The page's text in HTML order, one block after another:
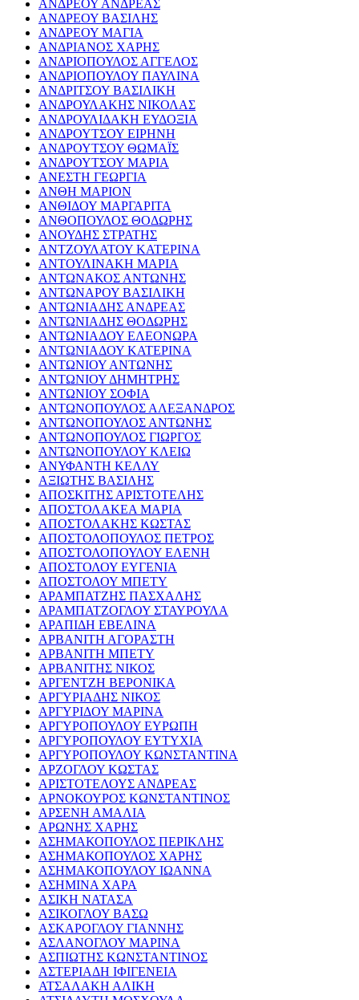
ΑΝΔΡΕΟΥ ΑΝΔΡΕΑΣ
ΑΝΔΡΕΟΥ ΒΑΣΙΛΗΣ
ΑΝΔΡΕΟΥ ΜΑΓΙΑ
ΑΝΔΡΙΑΝΟΣ ΧΑΡΗΣ
ΑΝΔΡΙΟΠΟΥΛΟΣ ΑΓΓΕΛΟΣ
ΑΝΔΡΙΟΠΟΥΛΟΥ ΠΑΥΛΙΝΑ
ΑΝΔΡΙΤΣΟΥ ΒΑΣΙΛΙΚΗ
ΑΝΔΡΟΥΛΑΚΗΣ ΝΙΚΟΛΑΣ
ΑΝΔΡΟΥΛΙΔΑΚΗ ΕΥΔΟΞΙΑ
ΑΝΔΡΟΥΤΣΟΥ ΕΙΡΗΝΗ
ΑΝΔΡΟΥΤΣΟΥ ΘΩΜΑΪΣ
ΑΝΔΡΟΥΤΣΟΥ ΜΑΡΙΑ
ΑΝΕΣΤΗ ΓΕΩΡΓΙΑ
ΑΝΘΗ ΜΑΡΙΟΝ
ΑΝΘΙΔΟΥ ΜΑΡΓΑΡΙΤΑ
ΑΝΘΟΠΟΥΛΟΣ ΘΟΔΩΡΗΣ
ΑΝΟΥΔΗΣ ΣΤΡΑΤΗΣ
ΑΝΤΖΟΥΛΑΤΟΥ ΚΑΤΕΡΙΝΑ
ΑΝΤΟΥΛΙΝΑΚΗ ΜΑΡΙΑ
ΑΝΤΩΝΑΚΟΣ ΑΝΤΩΝΗΣ
ΑΝΤΩΝΑΡΟΥ ΒΑΣΙΛΙΚΗ
ΑΝΤΩΝΙΑΔΗΣ ΑΝΔΡΕΑΣ
ΑΝΤΩΝΙΑΔΗΣ ΘΟΔΩΡΗΣ
ΑΝΤΩΝΙΑΔΟΥ ΕΛΕΟΝΩΡΑ
ΑΝΤΩΝΙΑΔΟΥ ΚΑΤΕΡΙΝΑ
ΑΝΤΩΝΙΟΥ ΑΝΤΩΝΗΣ
ΑΝΤΩΝΙΟΥ ΔΗΜΗΤΡΗΣ
ΑΝΤΩΝΙΟΥ ΣΟΦΙΑ
ΑΝΤΩΝΟΠΟΥΛΟΣ ΑΛΕΞΑΝΔΡΟΣ
ΑΝΤΩΝΟΠΟΥΛΟΣ ΑΝΤΩΝΗΣ
ΑΝΤΩΝΟΠΟΥΛΟΣ ΓΙΩΡΓΟΣ
ΑΝΤΩΝΟΠΟΥΛΟΥ ΚΛΕΙΩ
ΑΝΥΦΑΝΤΗ ΚΕΛΛΥ
ΑΞΙΩΤΗΣ ΒΑΣΙΛΗΣ
ΑΠΟΣΚΙΤΗΣ ΑΡΙΣΤΟΤΕΛΗΣ
ΑΠΟΣΤΟΛΑΚΕΑ ΜΑΡΙΑ
ΑΠΟΣΤΟΛΑΚΗΣ ΚΩΣΤΑΣ
ΑΠΟΣΤΟΛΟΠΟΥΛΟΣ ΠΕΤΡΟΣ
ΑΠΟΣΤΟΛΟΠΟΥΛΟΥ ΕΛΕΝΗ
ΑΠΟΣΤΟΛΟΥ ΕΥΓΕΝΙΑ
ΑΠΟΣΤΟΛΟΥ ΜΠΕΤΥ
ΑΡΑΜΠΑΤΖΗΣ ΠΑΣΧΑΛΗΣ
ΑΡΑΜΠΑΤΖΟΓΛΟΥ ΣΤΑΥΡΟΥΛΑ
ΑΡΑΠΙΔΗ ΕΒΕΛΙΝΑ
ΑΡΒΑΝΙΤΗ ΑΓΟΡΑΣΤΗ
ΑΡΒΑΝΙΤΗ ΜΠΕΤΥ
ΑΡΒΑΝΙΤΗΣ ΝΙΚΟΣ
ΑΡΓΕΝΤΖΗ ΒΕΡΟΝΙΚΑ
ΑΡΓΥΡΙΑΔΗΣ ΝΙΚΟΣ
ΑΡΓΥΡΙΔΟΥ ΜΑΡΙΝΑ
ΑΡΓΥΡΟΠΟΥΛΟΥ ΕΥΡΩΠΗ
ΑΡΓΥΡΟΠΟΥΛΟΥ ΕΥΤΥΧΙΑ
ΑΡΓΥΡΟΠΟΥΛΟΥ ΚΩΝΣΤΑΝΤΙΝΑ
ΑΡΖΟΓΛΟΥ ΚΩΣΤΑΣ
ΑΡΙΣΤΟΤΕΛΟΥΣ ΑΝΔΡΕΑΣ
ΑΡΝΟΚΟΥΡΟΣ ΚΩΝΣΤΑΝΤΙΝΟΣ
ΑΡΣΕΝΗ ΑΜΑΛΙΑ
ΑΡΩΝΗΣ ΧΑΡΗΣ
ΑΣΗΜΑΚΟΠΟΥΛΟΣ ΠΕΡΙΚΛΗΣ
ΑΣΗΜΑΚΟΠΟΥΛΟΣ ΧΑΡΗΣ
ΑΣΗΜΑΚΟΠΟΥΛΟΥ ΙΩΑΝΝΑ
ΑΣΗΜΙΝΑ ΧΑΡΑ
ΑΣΙΚΗ ΝΑΤΑΣΑ
ΑΣΙΚΟΓΛΟΥ ΒΑΣΩ
ΑΣΚΑΡΟΓΛΟΥ ΓΙΑΝΝΗΣ
ΑΣΛΑΝΟΓΛΟΥ ΜΑΡΙΝΑ
ΑΣΠΙΩΤΗΣ ΚΩΝΣΤΑΝΤΙΝΟΣ
ΑΣΤΕΡΙΑΔΗ ΙΦΙΓΕΝΕΙΑ
ΑΤΣΑΛΑΚΗ ΑΛΙΚΗ